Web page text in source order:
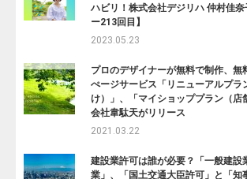
ハビリ！株式会社デジリハ 仲村佳奈
ー213回目】
2023.05.23
プロのデザイナーが無料で制作、無
ぺージサービス「リニューアルプラ
け）」、「マイショッププラン（店
会社韋駄天がリリース
2021.03.22
建設業許可は誰が必要？「一般建設
業」、「国土交通大臣許可」と「知